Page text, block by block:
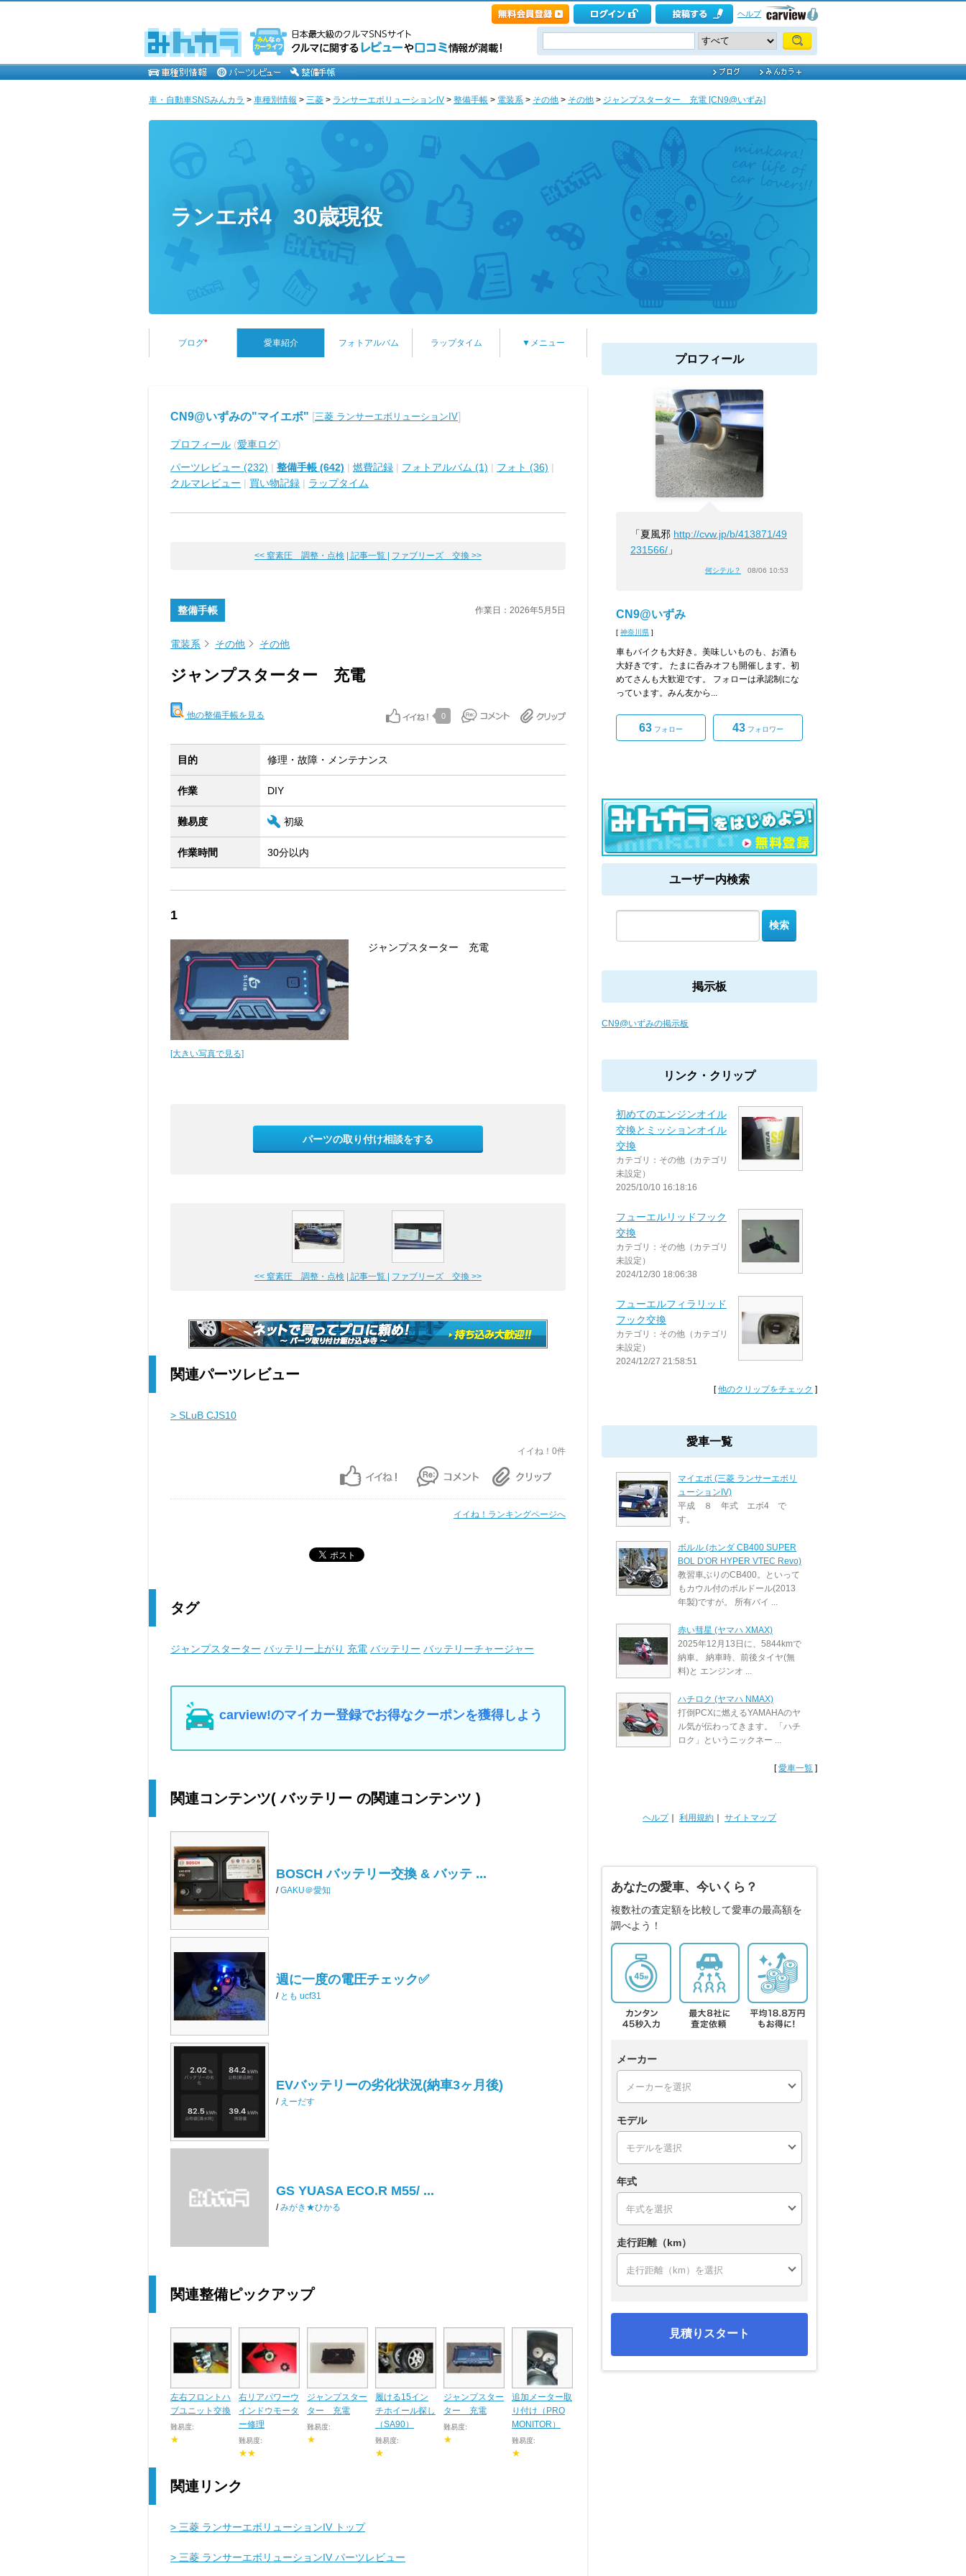
ヘルプ
車・自動車SNSみんカラ > 車種別情報 > 三菱 > ランサーエボリューションIV > 整備手帳 > 電装系 > その他 > その他 > ジャンプスターター 充電 [CN9@いずみ]
ランエボ4 30歳現役
ブログ* 愛車紹介 フォトアルバム ラップタイム ▼メニュー
CN9@いずみの"マイエボ" [三菱 ランサーエボリューションIV]
プロフィール (愛車ログ)
パーツレビュー (232) | 整備手帳 (642) | 燃費記録 | フォトアルバム (1) | フォト (36) |
クルマレビュー | 買い物記録 | ラップタイム
<< 窒素圧 調整・点検 | 記事一覧 | ファブリーズ 交換 >>
整備手帳 作業日：2026年5月5日
電装系 その他 その他
ジャンプスターター 充電
他の整備手帳を見る 0
目的 修理・故障・メンテナンス
作業 DIY
難易度 初級
作業時間 30分以内
1
[大きい写真で見る]
ジャンプスターター 充電
パーツの取り付け相談をする
<< 窒素圧 調整・点検 | 記事一覧 | ファブリーズ 交換 >>
関連パーツレビュー
> SLuB CJS10
イイね！0件
イイね！ランキングページへ
タグ
ジャンプスターター バッテリー上がり 充電 バッテリー バッテリーチャージャー
carview!のマイカー登録でお得なクーポンを獲得しよう
関連コンテンツ( バッテリー の関連コンテンツ )
BOSCH バッテリー交換 & バッテ ...
/GAKU＠愛知
週に一度の電圧チェック✅
/ とも ucf31
EVバッテリーの劣化状況(納車3ヶ月後)
/ えーだす
GS YUASA ECO.R M55/ ...
/みがき★ひかる
関連整備ピックアップ
左右フロントハ
ブユニット交換
難易度:
★
右リアパワーウ
インドウモータ
ー修理
難易度:
★★
ジャンプスター
ター 充電
難易度:
★
履ける15イン
チホイール探し
（SA90）
難易度:
★
ジャンプスター
ター 充電
難易度:
★
追加メーター取
り付け（PRO
MONITOR）
難易度:
★
関連リンク
> 三菱 ランサーエボリューションIV トップ
> 三菱 ランサーエボリューションIV パーツレビュー
プロフィール
「夏風邪 http://cvw.jp/b/413871/49
231566/ 」
何シテル？ 08/06 10:53
CN9@いずみ
[ 神奈川県 ]
車もバイクも大好き。美味しいものも、お酒も
大好きです。 たまに呑みオフも開催します。初
めてさんも大歓迎です。 フォローは承認制にな
っています。みん友から...
63 フォロー 43 フォロワー
ユーザー内検索
掲示板
CN9@いずみの掲示板
リンク・クリップ
初めてのエンジンオイル
交換とミッションオイル
交換
カテゴリ：その他（カテゴリ
未設定）
2025/10/10 16:18:16
フューエルリッドフック
交換
カテゴリ：その他（カテゴリ
未設定）
2024/12/30 18:06:38
フューエルフィラリッド
フック交換
カテゴリ：その他（カテゴリ
未設定）
2024/12/27 21:58:51
[他のクリップをチェック ]
愛車一覧
マイエボ (三菱 ランサーエボリ
ューションIV)
平成 ８ 年式 エボ4 で
す。
ボルル (ホンダ CB400 SUPER
BOL D'OR HYPER VTEC Revo)
教習車ぶりのCB400。といって
もカウル付のボルドール(2013
年製)ですが。 所有バイ ...
赤い彗星 (ヤマハ XMAX)
2025年12月13日に、5844kmで
納車。 納車時、前後タイヤ(無
料)と エンジンオ ...
ハチロク (ヤマハ NMAX)
打倒PCXに燃えるYAMAHAのヤ
ル気が伝わってきます。 「ハチ
ロク」というニックネー ...
[愛車一覧 ]
ヘルプ｜ 利用規約 サイトマップ
あなたの愛車、今いくら？
複数社の査定額を比較して愛車の最高額を
調べよう！
メーカー
モデル
年式
走行距離（km）
見積りスタート